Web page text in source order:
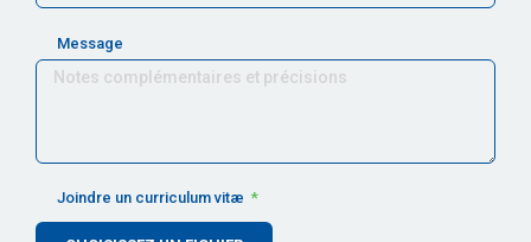
Message
Joindre un curriculum vitæ